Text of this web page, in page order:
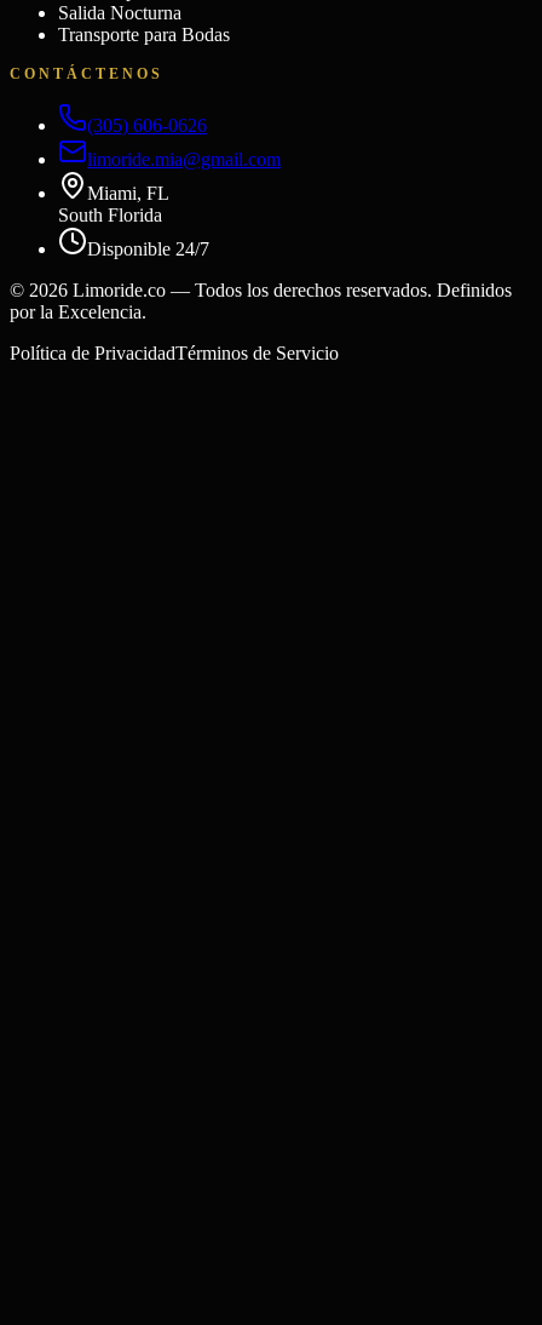
Salida Nocturna
Transporte para Bodas
CONTÁCTENOS
(305) 606-0626
limoride.mia@gmail.com
Miami, FL
South Florida
Disponible 24/7
© 2026 Limoride.co — Todos los derechos reservados. Definidos
por la Excelencia.
Política de PrivacidadTérminos de Servicio